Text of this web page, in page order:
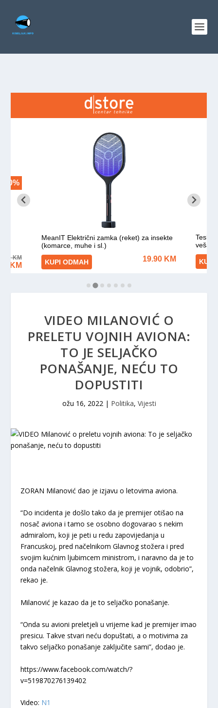
VIDEO MILANOVIĆ O
PRELETU VOJNIH AVIONA:
TO JE SELJAČKO
PONAŠANJE, NEĆU TO
DOPUSTITI
ožu 16, 2022| Politika, Vijesti
ZORAN Milanović dao je izjavu o letovima aviona.
“Do incidenta je došlo tako da je premijer otišao na
nosač aviona i tamo se osobno dogovarao s nekim
admiralom, koji je peti u redu zapovijedanja u
Francuskoj, pred načelnikom Glavnog stožera i pred
svojim kućnim ljubimcem ministrom, i naravno da je to
onda načelnik Glavnog stožera, koji je vojnik, odobrio”,
rekao je.
Milanović je kazao da je to seljačko ponašanje.
“Onda su avioni preletjeli u vrijeme kad je premijer imao
presicu. Takve stvari neću dopuštati, a o motivima za
takvo seljačko ponašanje zaključite sami”, dodao je.
https://www.facebook.com/watch/?
v=519870276139402
Video: N1